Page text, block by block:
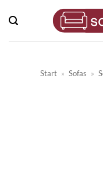
Inhalt
springen
Start » Sofas »